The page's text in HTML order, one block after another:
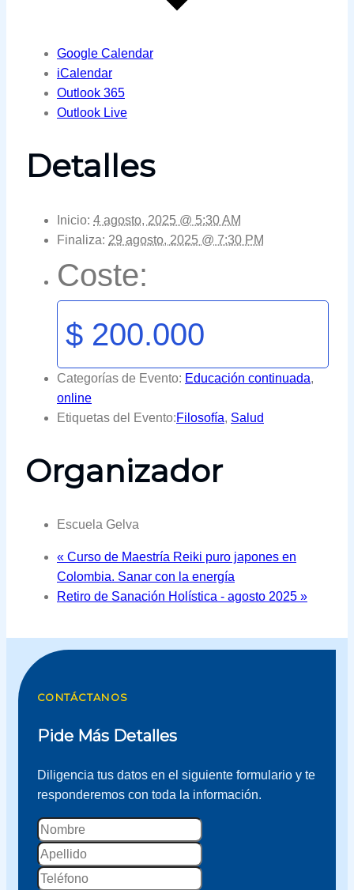
Google Calendar
iCalendar
Outlook 365
Outlook Live
Detalles
Inicio: 4 agosto, 2025 @ 5:30 AM
Finaliza: 29 agosto, 2025 @ 7:30 PM
Coste:
$ 200.000
Categorías de Evento: Educación continuada,
online
Etiquetas del Evento:Filosofía, Salud
Organizador
Escuela Gelva
« Curso de Maestría Reiki puro japones en
Colombia. Sanar con la energía
Retiro de Sanación Holística - agosto 2025 »
CONTÁCTANOS
Pide Más Detalles
Diligencia tus datos en el siguiente formulario y te
responderemos con toda la información.
Nombre
Apellido